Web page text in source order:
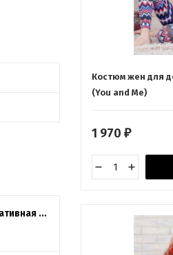
WS-1032 Декоративная подставка "Голова лошади"
Костюм жен для
(You and Me)
1 970 ₽